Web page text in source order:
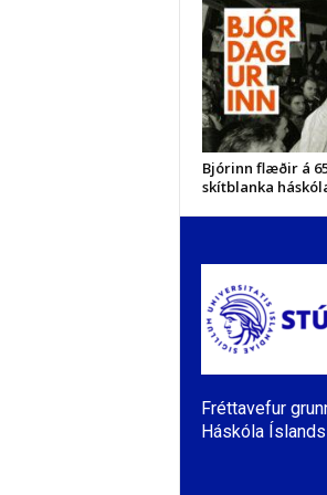
Bjórinn flæðir á
skítblanka
Fréttavefur
Háskóla Íslands